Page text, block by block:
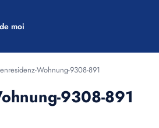
moi
Wohnung-9308-891
9308-891